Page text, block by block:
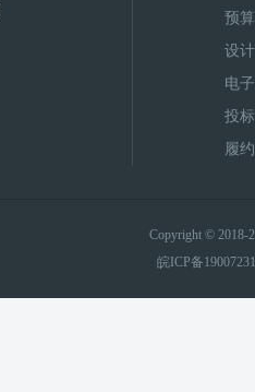
预
设
电
投
履
Copyright © 2018-
皖ICP备